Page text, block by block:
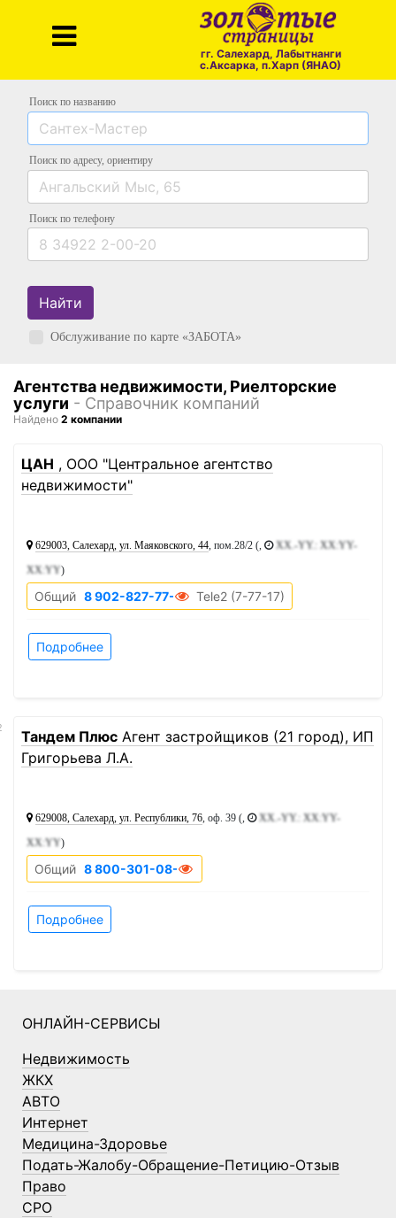
гг. Салехард, Лабытнанги
с.Аксарка, п.Харп (ЯНАО)
Поиск по названию
Поиск по адресу, ориентиру
Поиск по телефону
Найти
Обслуживание по карте «ЗАБОТА»
Агентства недвижимости, Риелторские
услуги - Справочник компаний
Найдено 2 компании
ЦАН , ООО "Центральное агентство
недвижимости"
629003, Салехард, ул. Маяковского, 44, пом.28/2 (,
XX.-YY.: XX:YY-
XX:YY)
Общий 8 902-827-77-17 Tele2 (7-77-17)
Подробнее
Тандем Плюс Агент застройщиков (21 город), ИП
Григорьева Л.А.
629008, Салехард, ул. Республики, 76, оф. 39 (,
XX.-YY.: XX:YY-
XX:YY)
Общий 8 800-301-08-48
Подробнее
ОНЛАЙН-СЕРВИСЫ
Недвижимость
ЖКХ
АВТО
Интернет
Медицина-Здоровье
Подать-Жалобу-Обращение-Петицию-Отзыв
Право
СРО